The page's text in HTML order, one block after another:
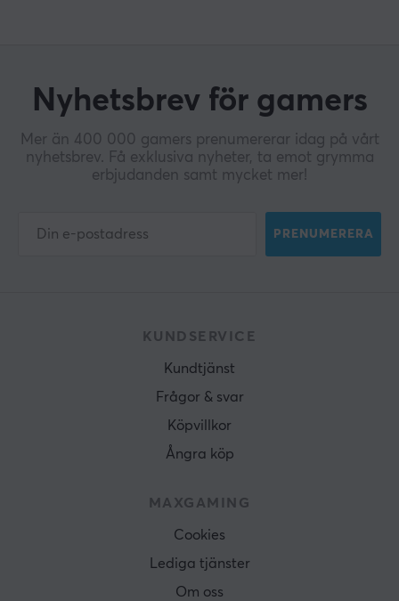
Nyhetsbrev för gamers
Mer än 400 000 gamers prenumererar idag på vårt
nyhetsbrev. Få exklusiva nyheter, ta emot grymma
erbjudanden samt mycket mer!
PRENUMERERA
KUNDSERVICE
Kundtjänst
Frågor & svar
Köpvillkor
Ångra köp
MAXGAMING
Cookies
Lediga tjänster
Om oss